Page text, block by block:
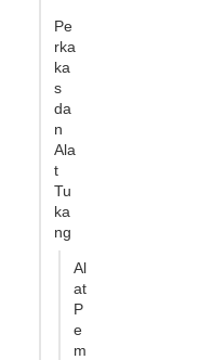
Pe
rka
ka
s
da
n
Ala
t
Tu
ka
ng
Al
at
P
e
m